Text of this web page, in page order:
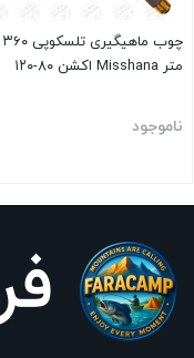
متر Misshana اکشن ۸۰-۱۲۰
ناموجود